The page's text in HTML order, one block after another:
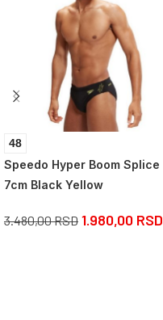
48
Speedo Hyper Boom Splice
7cm Black Yellow
3.480,00RSD 1.980,00 RSD